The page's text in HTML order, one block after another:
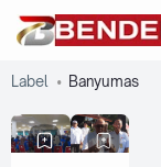
Label Banyumas